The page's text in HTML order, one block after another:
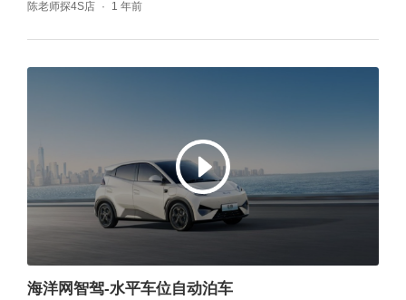
陈老师探4S店 1 年前
海洋网智驾-水平车位自动泊车